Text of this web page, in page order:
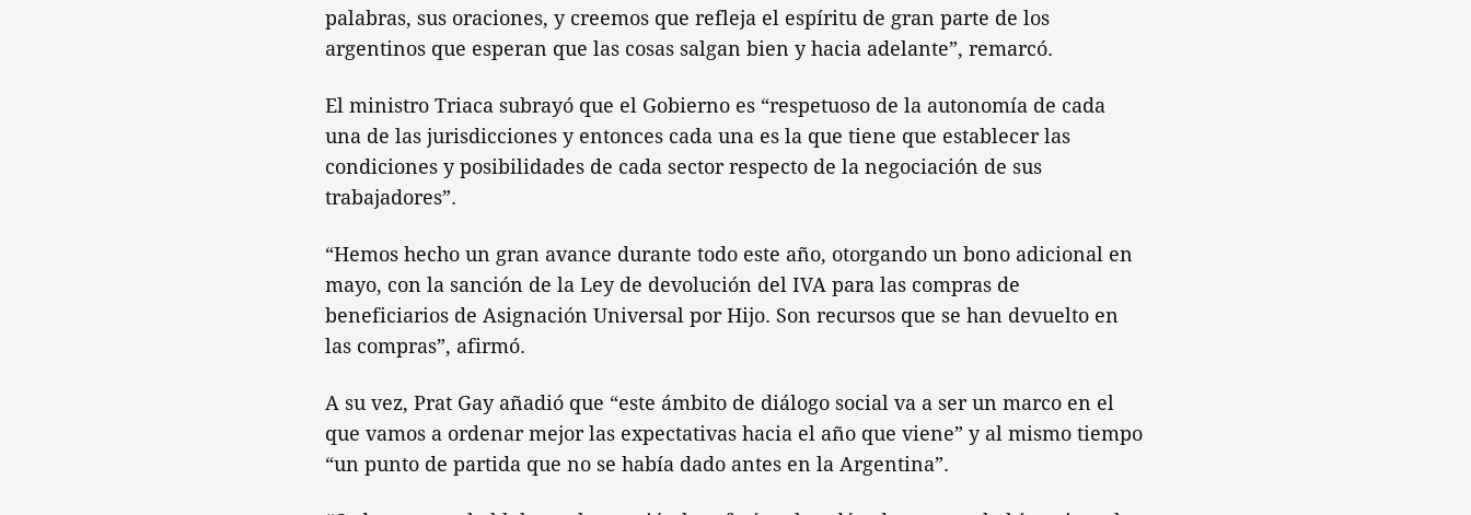
palabras, sus oraciones, y creemos que refleja el espíritu de gran parte de los
argentinos que esperan que las cosas salgan bien y hacia adelante”, remarcó.
El ministro Triaca subrayó que el Gobierno es “respetuoso de la autonomía de cada
una de las jurisdicciones y entonces cada una es la que tiene que establecer las
condiciones y posibilidades de cada sector respecto de la negociación de sus
trabajadores”.
“Hemos hecho un gran avance durante todo este año, otorgando un bono adicional en
mayo, con la sanción de la Ley de devolución del IVA para las compras de
beneficiarios de Asignación Universal por Hijo. Son recursos que se han devuelto en
las compras”, afirmó.
A su vez, Prat Gay añadió que “este ámbito de diálogo social va a ser un marco en el
que vamos a ordenar mejor las expectativas hacia el año que viene” y al mismo tiempo
“un punto de partida que no se había dado antes en la Argentina”.